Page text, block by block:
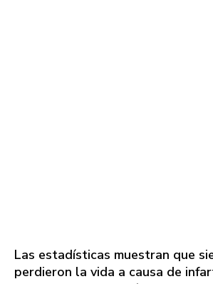
Las estadísticas muestran que
perdieron la vida a causa de